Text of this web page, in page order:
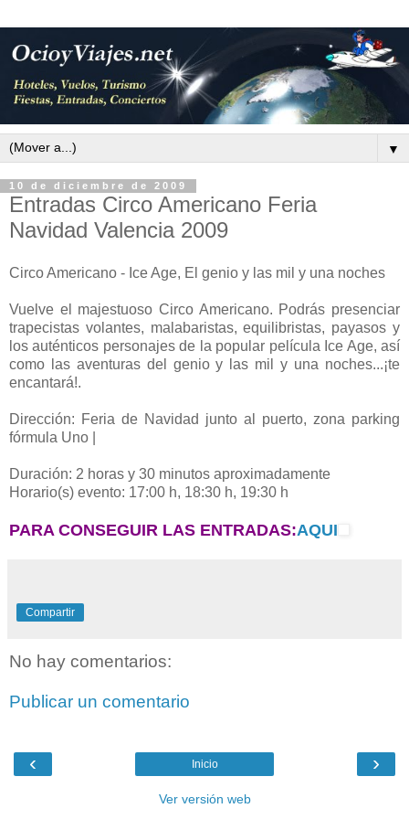
▼
10 de diciembre de 2009
Entradas Circo Americano Feria
Navidad Valencia 2009
Circo Americano - Ice Age, El genio y las mil y una noches
Vuelve el majestuoso Circo Americano. Podrás presenciar
trapecistas volantes, malabaristas, equilibristas, payasos y
los auténticos personajes de la popular película Ice Age, así
como las aventuras del genio y las mil y una noches...¡te
encantará!.
Dirección: Feria de Navidad junto al puerto, zona parking
fórmula Uno |
Duración: 2 horas y 30 minutos aproximadamente
Horario(s) evento: 17:00 h, 18:30 h, 19:30 h
PARA CONSEGUIR LAS ENTRADAS:AQUI
Compartir
No hay comentarios:
Publicar un comentario
‹ ›
Inicio
Ver versión web